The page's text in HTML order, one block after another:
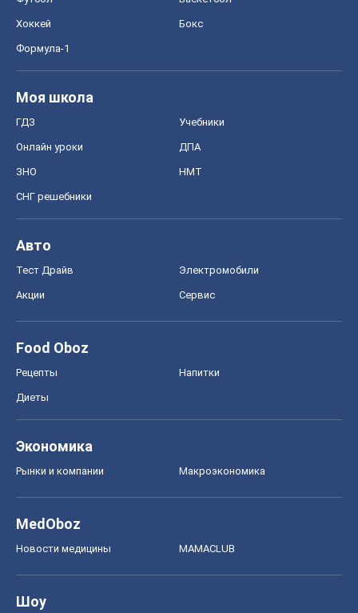
Хоккей Бокс
Формула-1
Моя школа
ГДЗ Учебники
Онлайн уроки ДПА
ЗНО НМТ
СНГ решебники
Авто
Тест Драйв Электромобили
Акции Сервис
Food Oboz
Рецепты Напитки
Диеты
Экономика
Рынки и компании Mакроэкономика
MedOboz
Новости медицины MAMACLUB
Шоу